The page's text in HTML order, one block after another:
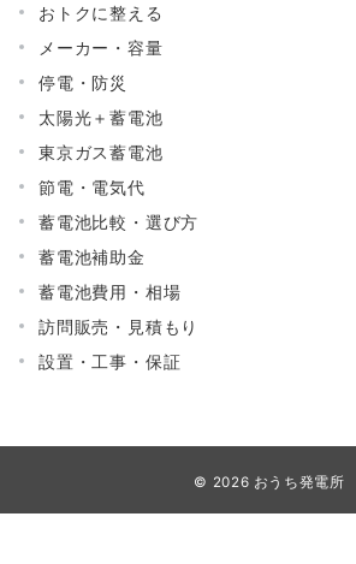
おトクに整える
メーカー・容量
停電・防災
太陽光＋蓄電池
東京ガス蓄電池
節電・電気代
蓄電池比較・選び方
蓄電池補助金
蓄電池費用・相場
訪問販売・見積もり
設置・工事・保証
© 2026 おうち発電所